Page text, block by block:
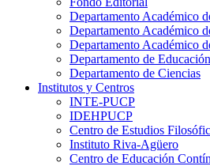
Departamento Académico
Departamento Académico
Departamento Académico
Departamento de Educación
Departamento de Ciencias
Institutos y Centros
INTE-PUCP
IDEHPUCP
Centro de Estudios
Instituto Riva-Agüero
Centro de Educación